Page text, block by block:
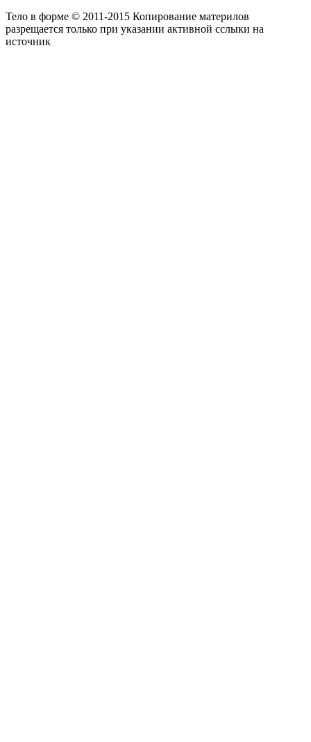
Тело в форме © 2011-2015 Копирование материлов
разрещается только при указании активной сслыки на
источник